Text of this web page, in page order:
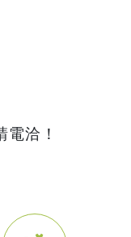
洽！